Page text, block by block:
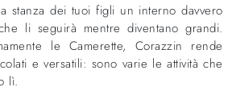
stanza dei tuoi figli un interno davvero
li seguirà mentre diventano grandi.
le Camerette, Corazzin rende
e versatili: sono varie le attività che
lì.